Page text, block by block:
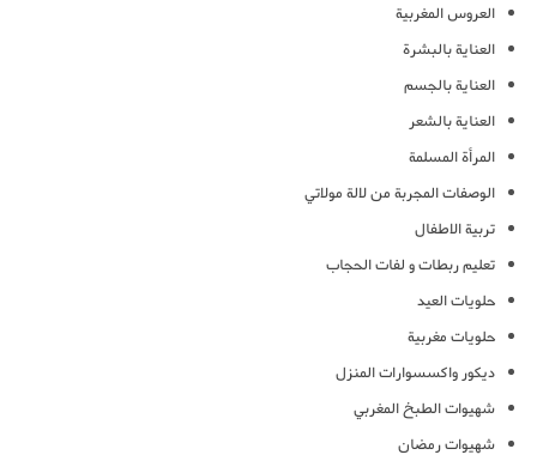
العروس المغربية
العناية بالبشرة
العناية بالجسم
العناية بالشعر
المرأة المسلمة
الوصفات المجربة من لالة مولاتي
تربية الاطفال
تعليم ربطات و لفات الحجاب
حلويات العيد
حلويات مغربية
ديكور واكسسوارات المنزل
شهيوات الطبخ المغربي
شهيوات رمضان